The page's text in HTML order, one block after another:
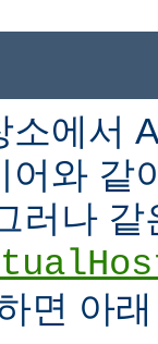
소에서
어와 같
러나
면 아